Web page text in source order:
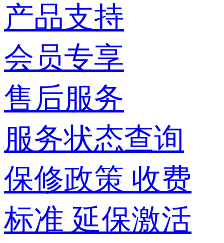
产品支持
会员专享
售后服务
服务状态查询
保修政策 收费
标准 延保激活